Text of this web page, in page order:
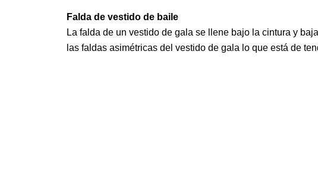
Falda de vestido de baile
La falda de un vestido de gala se llene bajo la cintura y
las faldas asimétricas del vestido de gala lo que está de